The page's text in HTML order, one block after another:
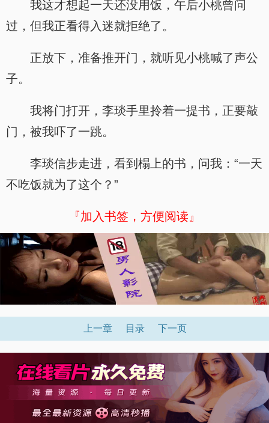
我这才想起一天还没用饭，午后小桃曾问
过，但我正看得入迷就拒绝了。
正放下，准备推开门，就听见小桃喊了声公
子。
我将门打开，李琰手里拎着一提书，正要敲
门，被我吓了一跳。
李琰信步走进，看到榻上的书，问我：“一天
不吃饭就为了这个？”
『加入书签，方便阅读』
上一章 目录 下一页